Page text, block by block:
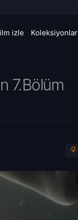
izle Koleksiyonlar
7.Bölüm